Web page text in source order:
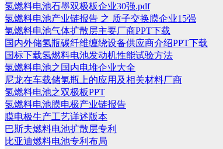
氢燃料电池石墨双极板企业30强.pdf
氢燃料电池产业链报告 之 质子交换膜企业15强
氢燃料电池气体扩散层主要厂商PPT下载
国内外储氢瓶碳纤维缠绕设备供应商介绍PPT下载
国标下载氢燃料电池发动机性能试验方法
氢燃料电池之国内电堆企业大全
尼龙在车载储氢瓶上的应用及相关材料厂商
氢燃料电池之双极板PPT
氢燃料电池膜电极产业链报告
膜电极生产工艺详述版本
巴斯夫燃料电池扩散层专利
比亚迪燃料电池专利布局